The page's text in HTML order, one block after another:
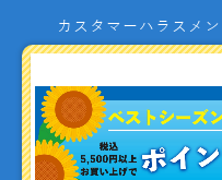
カスタマーハラスメ
よくあるご質問
お問い合わせ
利用者資金の保全方法